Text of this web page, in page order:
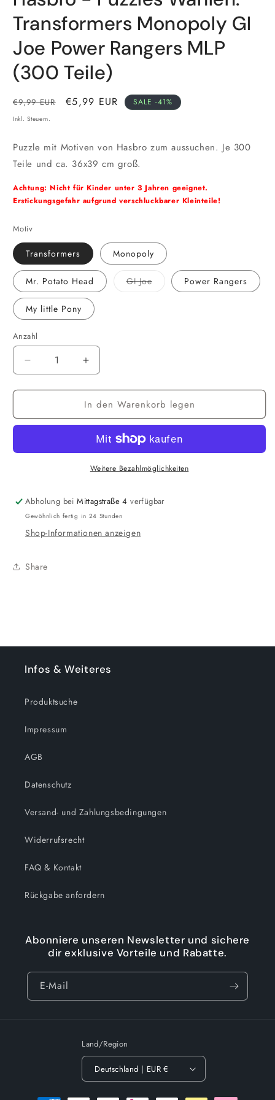
Modal
öffnen
Transformers Monopoly GI
Joe Power Rangers MLP
(300 Teile)
Normaler
Preis
€9,99 EUR Verkaufspreis
€5,99 EUR SALE -41%
Inkl. Steuern.
Puzzle mit Motiven von Hasbro zum aussuchen. Je 300
Teile und ca. 36x39 cm groß.
Achtung: Nicht für Kinder unter 3 Jahren geeignet.
Erstickungsgefahr aufgrund verschluckbarer Kleinteile!
Motiv
Transformers Monopoly
Mr. Potato Head GI JoeVariante
ausverkauft
Power Rangers
My little Pony
Anzahl
Verringere
die
Menge
Hasbro
Wählen:
Transformers
Joe
Power
Rangers
Teile)
Erhöhe
die
Menge
für
Hasbro
Puzzles
Wählen:
Transformers
Joe
Power
Rangers
In den Warenkorb legen
Weitere Bezahlmöglichkeiten
Abholung beiMittagstraße 4 verfügbar
Gewöhnlich fertig in 24 Stunden
Shop-Informationen anzeigen
Share
Infos & Weiteres
Produktsuche
Impressum
AGB
Datenschutz
Versand- und Zahlungsbedingungen
Widerrufsrecht
FAQ & Kontakt
Rückgabe anfordern
Abonniere unseren Newsletter und sichere
dir exklusive Vorteile und Rabatte.
E-Mail
Land/Region
Deutschland | EUR €